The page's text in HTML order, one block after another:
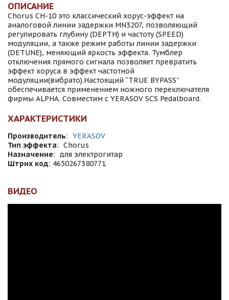
ОПИСАНИЕ
Chorus CH-10 это классический хорус-эффект на
аналоговой линии задержки MN3207, позволяющий
регулировать глубину (DEPTH) и частоту (SPEED)
модуляции, а также режим работы линии задержки
(DETUNE), меняющий яркость эффекта. Тумблер
отключения прямого сигнала позволяет превратить
эффект хоруса в эффект частотной
модуляции(вибрато).Настоящий “TRUE BYPASS”
обеспечивается применением ножного переключателя
фирмы ALPHA. Совместим с YERASOV SCS Pedalboard.
ХАРАКТЕРИСТИКИ
Производитель: YERASOV
Тип эффекта: Chorus
Назначение: для электрогитар
Штрих код: 4650267380771
ВИДЕО